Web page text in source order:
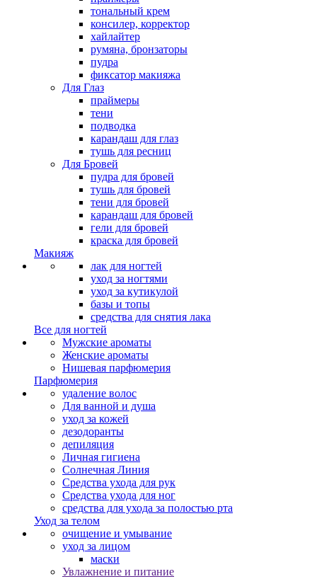
тональный крем
консилер, корректор
хайлайтер
румяна, бронзаторы
пудра
фиксатор макияжа
Для Глаз
праймеры
тени
подводка
карандаш для глаз
тушь для ресниц
Для Бровей
пудра для бровей
тушь для бровей
тени для бровей
карандаш для бровей
гели для бровей
краска для бровей
Макияж
лак для ногтей
уход за ногтями
уход за кутикулой
базы и топы
средства для снятия лака
Все для ногтей
Мужские ароматы
Женские ароматы
Нишевая парфюмерия
Парфюмерия
удаление волос
Для ванной и душа
уход за кожей
дезодоранты
депиляция
Личная гигиена
Солнечная Линия
Средства ухода для рук
Средства ухода для ног
средства для ухода за полостью рта
Уход за телом
очищение и умывание
уход за лицом
маски
Увлажнение и питание